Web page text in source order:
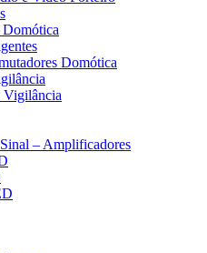
Domótica
Domótica
Vigilância
– Amplificadores